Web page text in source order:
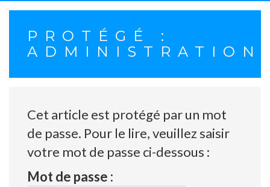
PROTÉGÉ :
ADMINISTRATION
Cet article est protégé par un mot
de passe. Pour le lire, veuillez saisir
votre mot de passe ci-dessous :
Mot de passe :